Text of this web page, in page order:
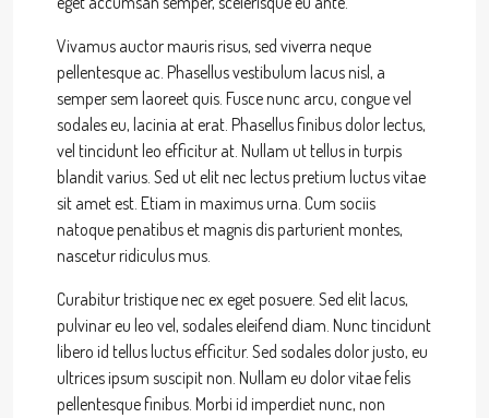
Vivamus auctor mauris risus, sed viverra neque
pellentesque ac. Phasellus vestibulum lacus nisl, a
semper sem laoreet quis. Fusce nunc arcu, congue vel
sodales eu, lacinia at erat. Phasellus finibus dolor lectus,
vel tincidunt leo efficitur at. Nullam ut tellus in turpis
blandit varius. Sed ut elit nec lectus pretium luctus vitae
sit amet est. Etiam in maximus urna. Cum sociis
natoque penatibus et magnis dis parturient montes,
nascetur ridiculus mus.
Curabitur tristique nec ex eget posuere. Sed elit lacus,
pulvinar eu leo vel, sodales eleifend diam. Nunc tincidunt
libero id tellus luctus efficitur. Sed sodales dolor justo, eu
ultrices ipsum suscipit non. Nullam eu dolor vitae felis
pellentesque finibus. Morbi id imperdiet nunc, non